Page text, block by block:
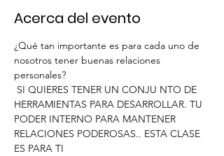
Acerca del evento
¿Qué tan importante es para cada uno de
nosotros tener buenas relaciones
personales?
SI QUIERES TENER UN CONJU NTO DE
HERRAMIENTAS PARA DESARROLLAR. TU
PODER INTERNO PARA MANTENER
RELACIONES PODEROSAS.. ESTA CLASE
ES PARA TI